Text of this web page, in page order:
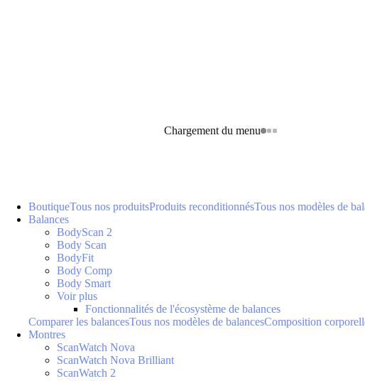
Chargement du menu
BoutiqueTous nos produitsProduits reconditionnésTous nos modèles de
Balances
BodyScan 2
Body Scan
BodyFit
Body Comp
Body Smart
Voir plus
Fonctionnalités de l'écosystème de balances
Comparer les balancesTous nos modèles de balancesComposition
Montres
ScanWatch Nova
ScanWatch Nova Brilliant
ScanWatch 2